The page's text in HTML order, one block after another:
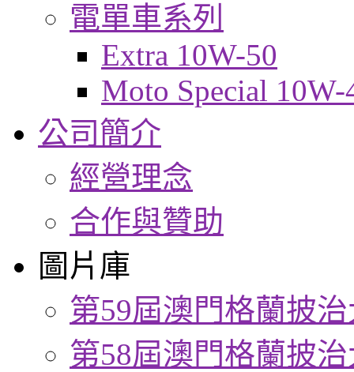
電單車系列
Extra 10W-50
Moto Special 10W-
公司簡介
經營理念
合作與贊助
圖片庫
第59屆澳門格蘭披
第58屆澳門格蘭披